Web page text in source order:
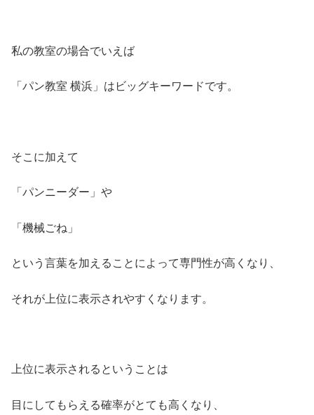
私の教室の場合でいえば
「パン教室 横浜」はビッグキーワードです。
そこに加えて
「パンニーダー」や
「機械ごね」
という言葉を加えることによって専門性が高くなり、
それが上位に表示されやすくなります。
上位に表示されるということは
目にしてもらえる確率がとても高くなり、